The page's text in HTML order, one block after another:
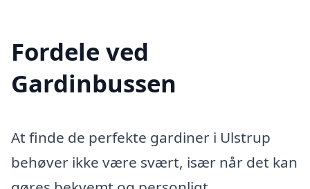
Fordele ved
Gardinbussen
At finde de perfekte gardiner i Ulstrup
behøver ikke være svært, især når det kan